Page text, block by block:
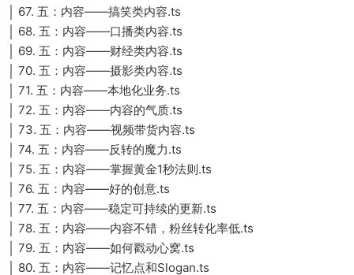
│ 67. 五：内容——搞笑类内容.ts
│ 68. 五：内容——口播类内容.ts
│ 69. 五：内容——财经类内容.ts
│ 70. 五：内容——摄影类内容.ts
│ 71. 五：内容——本地化业务.ts
│ 72. 五：内容——内容的气质.ts
│ 73. 五：内容——视频带货内容.ts
│ 74. 五：内容——反转的魔力.ts
│ 75. 五：内容——掌握黄金1秒法则.ts
│ 76. 五：内容——好的创意.ts
│ 77. 五：内容——稳定可持续的更新.ts
│ 78. 五：内容——内容不错，粉丝转化率低.ts
│ 79. 五：内容——如何戳动心窝.ts
│ 80. 五：内容——记忆点和Slogan.ts